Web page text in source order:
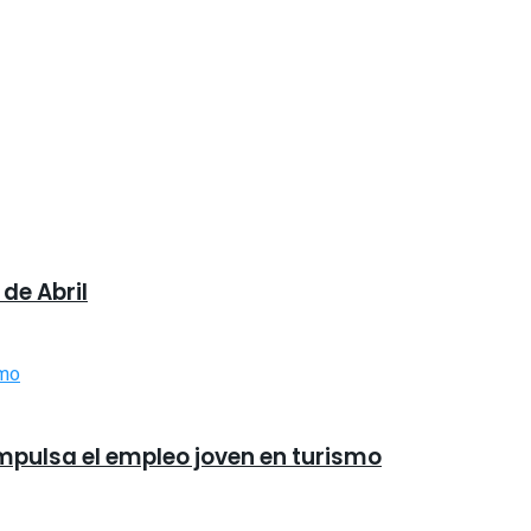
Abril
el empleo joven en turismo